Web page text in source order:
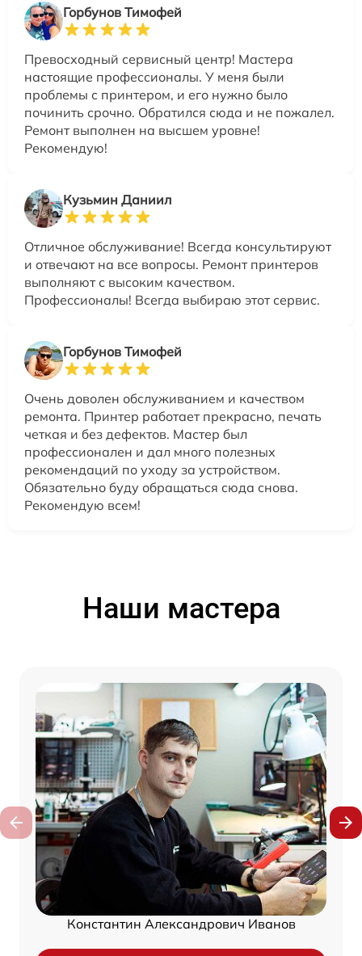
Горбунов Тимофей
Превосходный сервисный центр! Мастера
настоящие профессионалы. У меня были
проблемы с принтером, и его нужно было
починить срочно. Обратился сюда и не пожалел.
Ремонт выполнен на высшем уровне!
Рекомендую!
Кузьмин Даниил
Отличное обслуживание! Всегда консультируют
и отвечают на все вопросы. Ремонт принтеров
выполняют с высоким качеством.
Профессионалы! Всегда выбираю этот сервис.
Горбунов Тимофей
Очень доволен обслуживанием и качеством
ремонта. Принтер работает прекрасно, печать
четкая и без дефектов. Мастер был
профессионален и дал много полезных
рекомендаций по уходу за устройством.
Обязательно буду обращаться сюда снова.
Рекомендую всем!
Наши мастера
Константин Александрович Иванов